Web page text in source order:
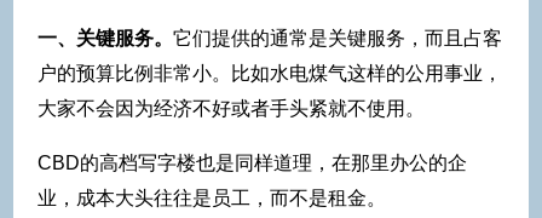
一、关键服务。 它们提供的通常是关键服务，而且占客
户的预算比例非常小。比如水电煤气这样的公用事业，
大家不会因为经济不好或者手头紧就不使用。
CBD的高档写字楼也是同样道理，在那里办公的企
业，成本大头往往是员工，而不是租金。